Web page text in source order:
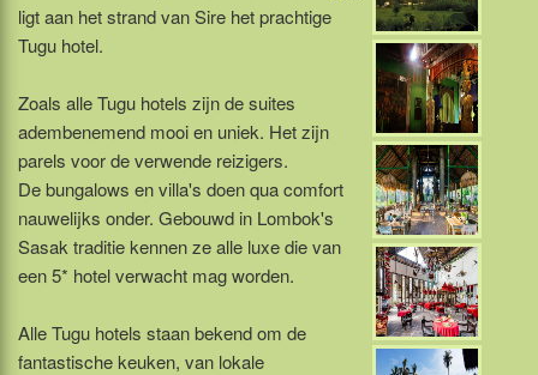
ligt aan het strand van Sire het prachtige
Tugu hotel.
Zoals alle Tugu hotels zijn de suites
adembenemend mooi en uniek. Het zijn
parels voor de verwende reizigers.
De bungalows en villa's doen qua comfort
nauwelijks onder. Gebouwd in Lombok's
Sasak traditie kennen ze alle luxe die van
een 5* hotel verwacht mag worden.
Alle Tugu hotels staan bekend om de
fantastische keuken, van lokale